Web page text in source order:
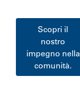
Scopri il
nostro
impegno nella
comunità.